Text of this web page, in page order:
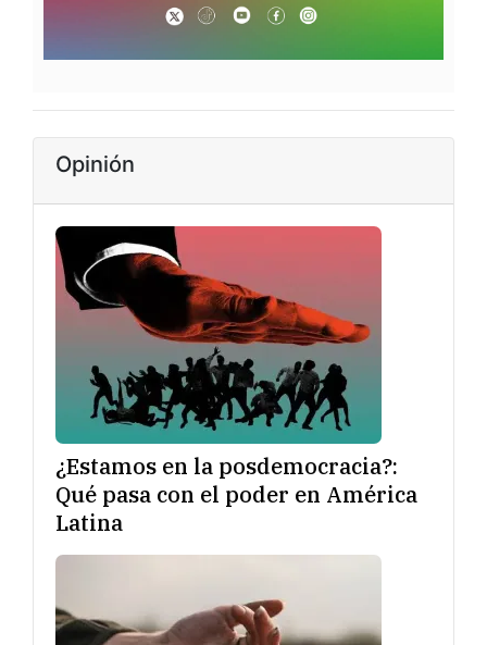
Opinión
¿Estamos en la posdemocracia?:
Qué pasa con el poder en América
Latina